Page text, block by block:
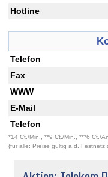
Hotline
Telefon
Fax
WWW
E-Mail
Telefon
*14 Ct./Min., **9 Ct./Min., ***6 Ct./
(für alle: Preise gültig a.d. Festnetz